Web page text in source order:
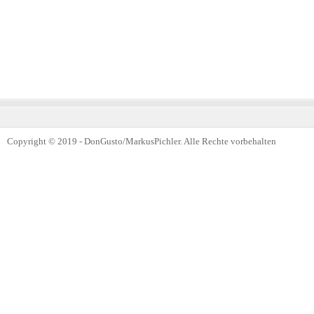
Copyright © 2019 - DonGusto/MarkusPichler. Alle Rechte vorbehalten